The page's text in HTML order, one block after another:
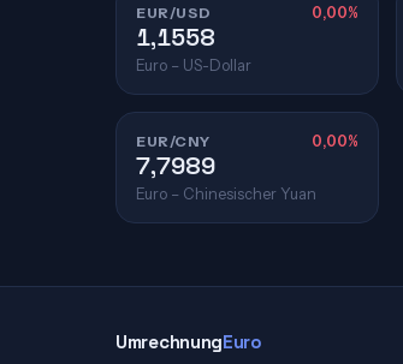
EUR/USD 0,00%
1,1558
Euro – US-Dollar
EUR/CNY 0,00%
7,7989
Euro – Chinesischer Yuan
UmrechnungEuro